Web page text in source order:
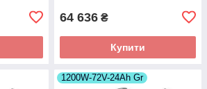
64 636 ₴
Купити
1200W-72V-24Ah Gr